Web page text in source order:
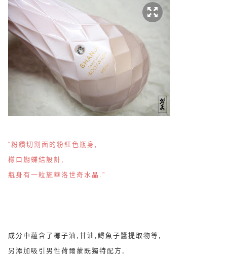
“粉鑽切割面的 粉紅色瓶身,
樽口蝴蝶結設計,
瓶身有一粒 施華洛世奇水晶.”
成分中蘊含了椰子油,甘油,鱘魚子醬提取物等,
另添加吸引男性荷爾蒙既獨特配方,